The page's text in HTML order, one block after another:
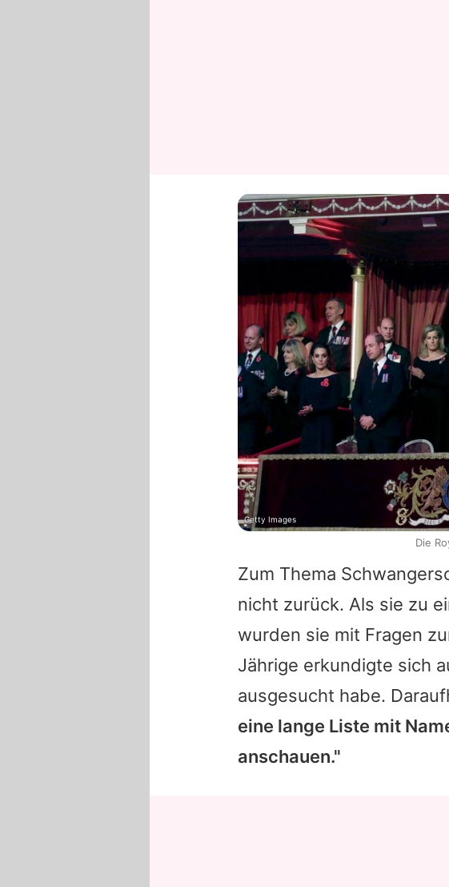
Zum Thema
nicht zurück. Als sie zu
wurden sie mit Fragen
Jährige erkundigte sich
ausgesucht habe.
eine lange Liste mit
anschauen."
Getty Images
Die